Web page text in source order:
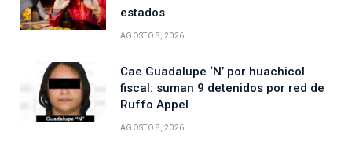
estados
AGOSTO 8, 2026
Cae Guadalupe ‘N’ por huachicol
fiscal: suman 9 detenidos por red de
Ruffo Appel
AGOSTO 8, 2026